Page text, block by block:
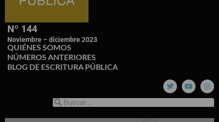
Nº 144
Noviembre – diciembre 2023
QUIÉNES SOMOS
NÚMEROS ANTERIORES
BLOG DE ESCRITURA PÚBLICA